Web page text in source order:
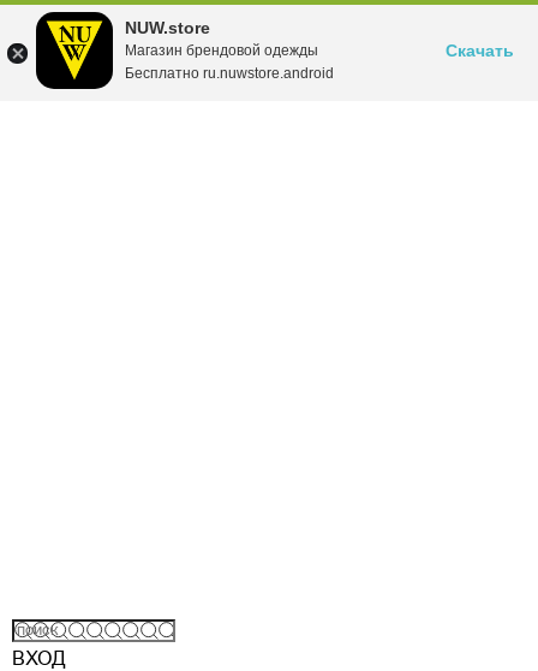
NUW.store
Магазин брендовой одежды
Бесплатно ru.nuwstore.android
Скачать
ВХОД